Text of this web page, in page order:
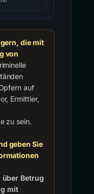
die mit
von
auf
Ermittler,
zu sein.
geben Sie
über Betrug
mit